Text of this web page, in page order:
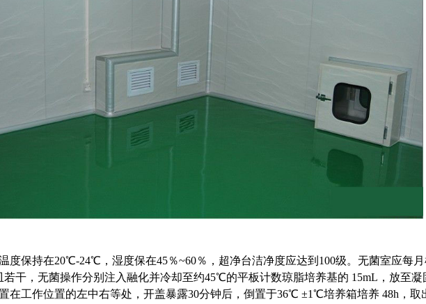
度保持在20℃-24℃，湿度保在45％~60％，超净台洁净度应达到100级。无菌室应每
若干，无菌操作分别注入融化并冷却至约45℃的平板计数琼脂培养基的 15mL，放至
在工作位置的左中右等处，开盖暴露30分钟后，倒置于36℃ ±1℃培养箱培养 48h，取